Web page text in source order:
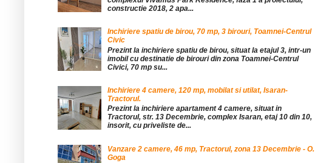
constructie 2018, 2 apa...
Inchiriere spatiu de birou, 70 mp, 3 birouri, Toamnei-Centrul
Civic
Prezint la inchiriere spatiu de birou, situat la etajul 3, intr-un
imobil cu destinatie de birouri din zona Toamnei-Centrul
Civici, 70 mp su...
Inchiriere 4 camere, 120 mp, mobilat si utilat, Isaran-
Tractorul.
Prezint la inchiriere apartament 4 camere, situat in
Tractorul, str. 13 Decembrie, complex Isaran, etaj 10 din 10,
insorit, cu priveliste de...
Vanzare 2 camere, 46 mp, Tractorul, zona 13 Decembrie - O.
Goga